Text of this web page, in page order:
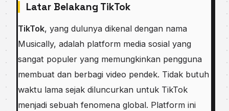
Latar Belakang TikTok
TikTok, yang dulunya dikenal dengan nama
Musically, adalah platform media sosial yang
sangat populer yang memungkinkan pengguna
membuat dan berbagi video pendek. Tidak butuh
waktu lama sejak diluncurkan untuk TikTok
menjadi sebuah fenomena global. Platform ini